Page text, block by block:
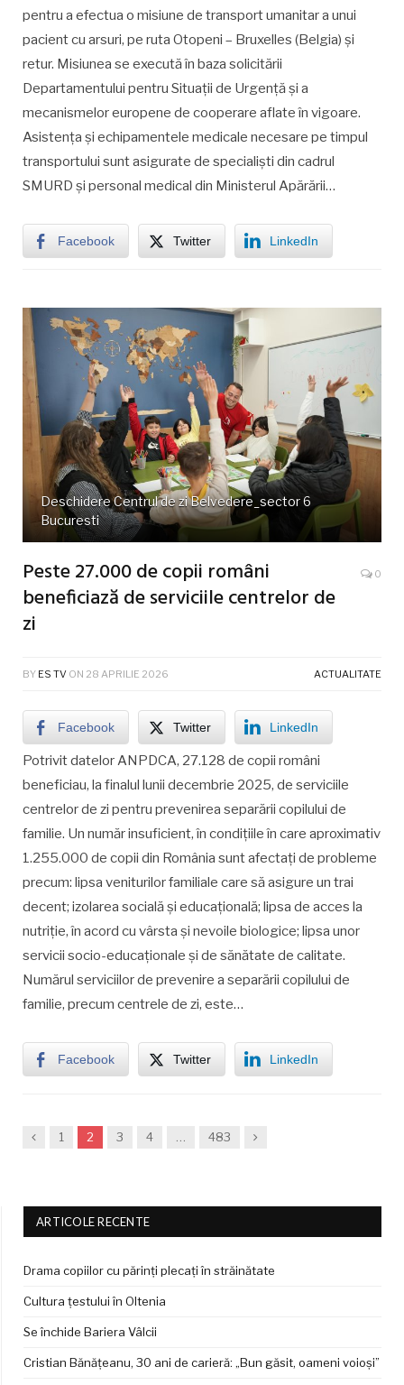
pentru a efectua o misiune de transport umanitar a unui
pacient cu arsuri, pe ruta Otopeni – Bruxelles (Belgia) și
retur. Misiunea se execută în baza solicitării
Departamentului pentru Situații de Urgență și a
mecanismelor europene de cooperare aflate în vigoare.
Asistența și echipamentele medicale necesare pe timpul
transportului sunt asigurate de specialiști din cadrul
SMURD și personal medical din Ministerul Apărării…
Facebook Twitter LinkedIn
Deschidere Centrul de zi Belvedere_sector 6
Bucuresti
Peste 27.000 de copii români
beneficiază de serviciile centrelor de
zi
0
BY ES TV ON 28 APRILIE 2026 ACTUALITATE
Facebook Twitter LinkedIn
Potrivit datelor ANPDCA, 27.128 de copii români
beneficiau, la finalul lunii decembrie 2025, de serviciile
centrelor de zi pentru prevenirea separării copilului de
familie. Un număr insuficient, în condițiile în care aproximativ
1.255.000 de copii din România sunt afectați de probleme
precum: lipsa veniturilor familiale care să asigure un trai
decent; izolarea socială și educațională; lipsa de acces la
nutriție, în acord cu vârsta și nevoile biologice; lipsa unor
servicii socio-educaționale și de sănătate de calitate.
Numărul serviciilor de prevenire a separării copilului de
familie, precum centrele de zi, este…
Facebook Twitter LinkedIn
Previous
1 2 3 4 483 Next
ARTICOLE RECENTE
Drama copiilor cu părinți plecați în străinătate
Cultura țestului în Oltenia
Se închide Bariera Vâlcii
Cristian Bănățeanu, 30 ani de carieră: „Bun găsit, oameni voioși”